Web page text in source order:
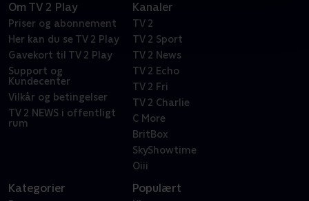
Om TV 2 Play
Priser og abonnement
Her kan du se TV 2 Play
Gavekort til TV 2 Play
Support og
Kundecenter
Vilkår og betingelser
TV 2 NEWS i offentligt
rum
Kanaler
TV 2
TV 2 Sport
TV 2 News
TV 2 Echo
TV 2 Fri
TV 2 Charlie
C More
BritBox
SkyShowtime
Oiii
Kategorier Populært